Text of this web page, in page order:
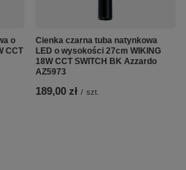
o
CCT
Cienka czarna tuba natynkowa
LED o wysokości 27cm WIKING
18W CCT SWITCH BK Azzardo
AZ5973
189,00 zł / szt.